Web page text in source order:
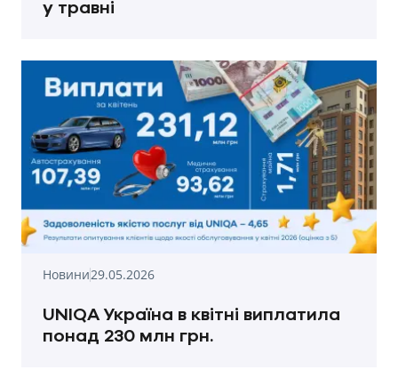
у травні
Новини29.05.2026
UNIQA Україна в квітні виплатила
понад 230 млн грн.